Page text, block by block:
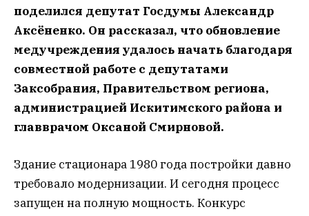
поделился депутат Госдумы Александр
Аксёненко. Он рассказал, что обновление
медучреждения удалось начать благодаря
совместной работе с депутатами
Заксобрания, Правительством региона,
администрацией Искитимского района и
главврачом Оксаной Смирновой.
Здание стационара 1980 года постройки давно
требовало модернизации. И сегодня процесс
запущен на полную мощность. Конкурс